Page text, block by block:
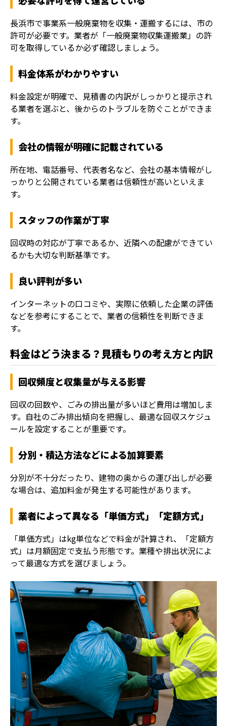
長浜市で事業系一般廃棄物を収集・運搬するには、市の
許可が必要です。業者が「一般廃棄物収集運搬業」の許
可を取得しているか必ず確認しましょう。
料金体系がわかりやすい
料金設定が明確で、見積書の内訳がしっかりと提示され
る業者を選ぶと、後からのトラブルを防ぐことができま
す。
会社の情報が明確に記載されている
所在地、電話番号、代表者名など、会社の基本情報がし
っかりと公開されている業者は信頼性が高いといえま
す。
スタッフの作業が丁寧
回収時の対応が丁寧であるか、近隣への配慮ができてい
るかも大切な判断基準です。
良い評判が多い
インターネットの口コミや、実際に依頼した企業の評価
などを参考にすることで、業者の信頼性を判断できま
す。
料金はどう決まる？見積もりの考え方と内訳
回収頻度と収集量が与える影響
回収の回数や、ごみの排出量が多いほど費用は増加しま
す。自社のごみ排出傾向を把握し、最適な回収スケジュ
ールを設定することが重要です。
分別・積込方法などによる加算要素
分別が不十分だったり、建物の奥からの運び出しが必要
な場合は、追加料金が発生する可能性があります。
業者によって異なる「単価方式」「定額方式」
「単価方式」はkg単位などで料金が計算され、「定額方
式」は月額固定で支払う形態です。業種や排出状況によ
って最適な方式を選びましょう。